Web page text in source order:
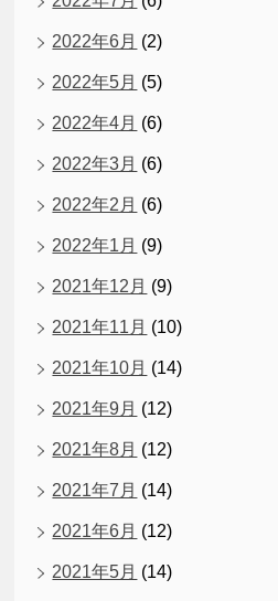
2022年6月 (2)
2022年5月 (5)
2022年4月 (6)
2022年3月 (6)
2022年2月 (6)
2022年1月 (9)
2021年12月 (9)
2021年11月 (10)
2021年10月 (14)
2021年9月 (12)
2021年8月 (12)
2021年7月 (14)
2021年6月 (12)
2021年5月 (14)